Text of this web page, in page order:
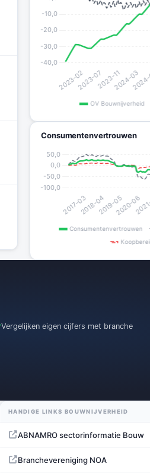
Consumentenvertrouwen
Vergelijken eigen cijfers met branche
HANDIGE LINKS BOUWNIJVERHEID
ABNAMRO sectorinformatie Bouw
Branchevereniging NOA